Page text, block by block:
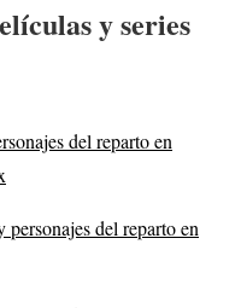
y series
del reparto en
personajes del reparto en